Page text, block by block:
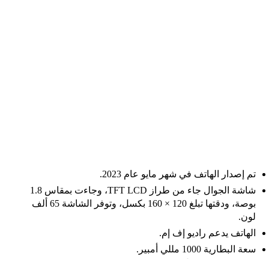
تم إصدار الهاتف في شهر مايو عام 2023.
شاشة الجوال جاء من طراز TFT LCD، وجاءت بمقاس 1.8
بوصة، ودقتها تبلغ 120 × 160 بكسل، وتوفر الشاشة 65 ألف
لون.
الهاتف يدعم راديو إف إم.
سعة البطارية 1000 مللي أمبير.